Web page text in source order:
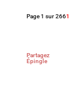
Page 1 sur 2661
Partagez
Épingle